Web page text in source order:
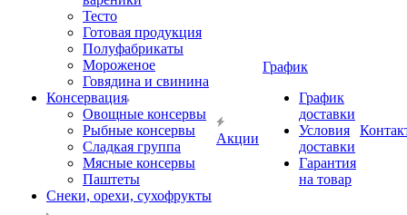
Тесто
Готовая продукция
Полуфабрикаты
Мороженое
Говядина и свинина
Консервация
Овощные консервы
Рыбные консервы
Сладкая группа
Мясные консервы
Паштеты
Снеки, орехи, сухофрукты
Акции
График
График
доставки
Условия
доставки
Гарантия
на товар